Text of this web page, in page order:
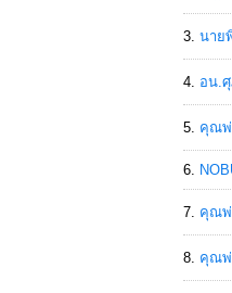
นาย
อน.
คุณพ่
คุณพ่
คุณพ่